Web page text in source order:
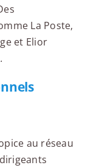
La Poste,
et Elior
au réseau